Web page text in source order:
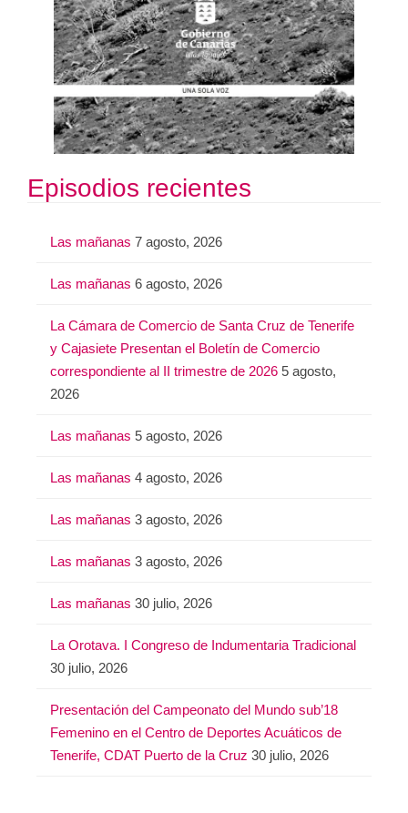
Episodios recientes
Las mañanas 7 agosto, 2026
Las mañanas 6 agosto, 2026
La Cámara de Comercio de Santa Cruz de Tenerife
y Cajasiete Presentan el Boletín de Comercio
correspondiente al II trimestre de 2026 5 agosto,
2026
Las mañanas 5 agosto, 2026
Las mañanas 4 agosto, 2026
Las mañanas 3 agosto, 2026
Las mañanas 3 agosto, 2026
Las mañanas 30 julio, 2026
La Orotava. I Congreso de Indumentaria Tradicional
30 julio, 2026
Presentación del Campeonato del Mundo sub’18
Femenino en el Centro de Deportes Acuáticos de
Tenerife, CDAT Puerto de la Cruz 30 julio, 2026